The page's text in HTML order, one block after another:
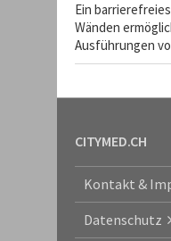
Ein
Wänden
Ausführungen
CITYMED.CH
Kontakt &
Datenschutz